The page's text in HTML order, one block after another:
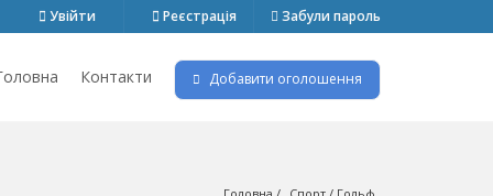
Увійти Реєстрація Забули пароль
Контакти Добавити оголошення